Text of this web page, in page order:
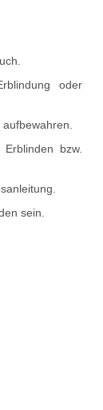
oder
bzw.
sein.